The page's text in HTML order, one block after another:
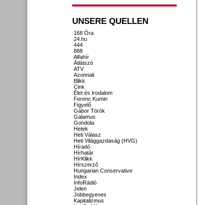
UNSERE QUELLEN
168 Óra
24.hu
444
888
Alfahír
Átlátszó
ATV
Azonnali
Blikk
Cink
Élet és Irodalom
Ferenc Kumin
Figyelő
Gábor Török
Galamus
Gondola
Hetek
Heti Válasz
Heti Világgazdaság (HVG)
Híradó
Hírhatár
HírKlikk
Hírszerző
Hungarian Conservative
Index
InfoRádió
Jelen
Jobbegyenes
Kapitalizmus